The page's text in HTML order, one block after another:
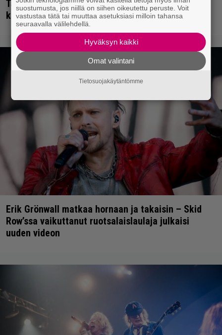
Tällainen keikkajyrä Queen oli ennen vanhaan –
katso tulinen livetallenne vuodelta 1979
Erik Grönwall matkaa hornaan ja takaisin – Skid
Row’ssa vaikuttanut ruotsalaislaulaja julkaisi
uuden videon
suostumusta, jos niillä on siihen oikeutettu peruste. Voit
vastustaa tätä tai muuttaa asetuksiasi milloin tahansa
seuraavalla välilehdellä.
Hyväksyn kaikki
Omat valintani
Tietosuojakäytäntömme